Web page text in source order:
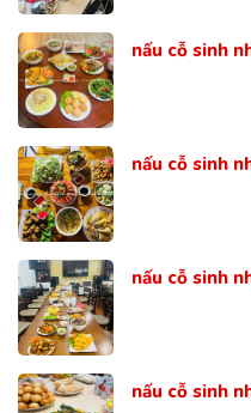
nấu cỗ sinh
nấu cỗ sinh
nấu cỗ sinh
nấu cỗ sinh